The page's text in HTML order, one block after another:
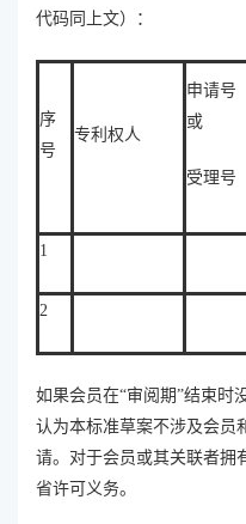
代码同上文）：
序
号
专利权人
申请号
或
受理号
1
2
如果会员在“审阅期”结束时
认为本标准草案不涉及会员
请。对于会员或其关联者拥
省许可义务。